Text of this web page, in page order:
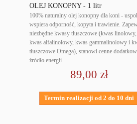
OLEJ KONOPNY - 1 litr
100% naturalny olej konopny dla koni -
wspiera odporność, kopyta i trawienie.
niezbędne kwasy tłuszczowe (kwas linolowy,
kwas alfalinolowy, kwas gammalinolowy i
tłuszczowe Omega), stanowi cenne
źródło energii.
89,00 zł
Termin realizacji od 2 do 10 dni